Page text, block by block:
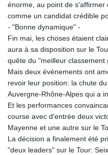
énorme, au point de s'affirmer
comme un candidat crédible
- "Bonne dynamique" -
Fin mai, les choses étaient
aura à sa disposition sur le
quête du "meilleur classement
Mais deux événements ont
revoir leur position: la chute
Auvergne-Rhône-Alpes qui a
Et les performances
course avec d'entrée deux
Mayenne et une autre sur le
La décision a finalement été
"deux leaders" sur le Tour: